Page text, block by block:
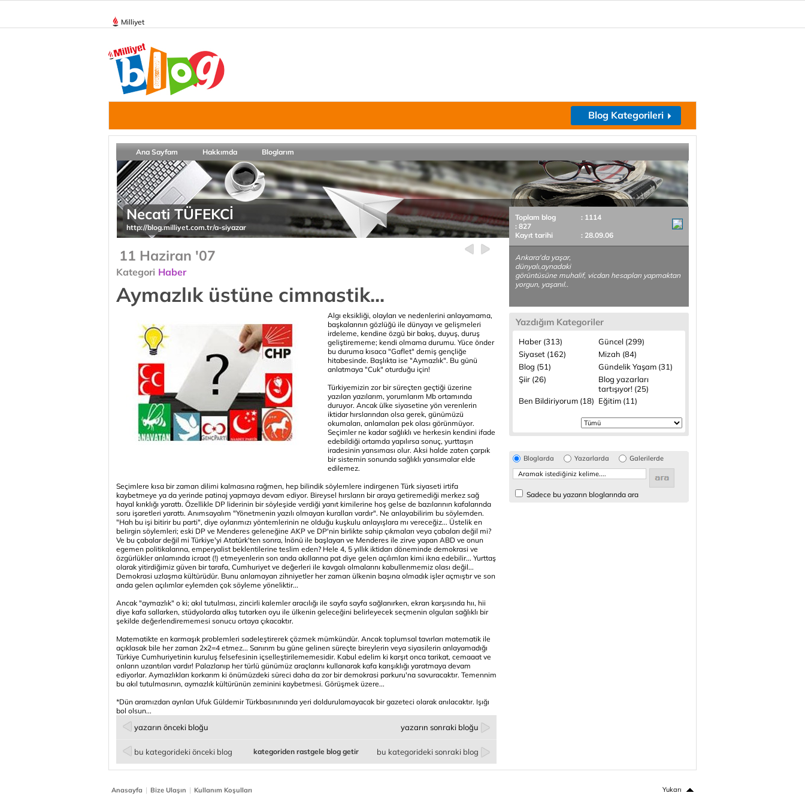
Milliyet
Blog Kategorileri
Ana Sayfam Hakkımda Bloglarım
Necati TÜFEKCİ
http://blog.milliyet.com.tr/a-siyazar
11 Haziran '07
Kategori Haber
Aymazlık üstüne cimnastik...
Algı eksikliği, olayları ve nedenlerini anlayamama,
başkalarının gözlüğü ile dünyayı ve gelişmeleri
irdeleme, kendine özgü bir bakış, duyuş, duruş
geliştirememe; kendi olmama durumu. Yüce önder
bu duruma kısaca "Gaflet" demiş gençliğe
hitabesinde. Başlıkta ise "Aymazlık". Bu günü
anlatmaya "Cuk" oturduğu için!
Türkiyemizin zor bir süreçten geçtiği üzerine
yazılan yazılarım, yorumlarım Mb ortamında
duruyor. Ancak ülke siyasetine yön verenlerin
iktidar hırslarından olsa gerek, günümüzü
okumaları, anlamaları pek olası görünmüyor.
Seçimler ne kadar sağlıklı ve herkesin kendini ifade
edebildiği ortamda yapılırsa sonuç, yurttaşın
iradesinin yansıması olur. Aksi halde zaten çarpık
bir sistemin sonunda sağlıklı yansımalar elde
edilemez.
Seçimlere kısa bir zaman dilimi kalmasına rağmen, hep bilindik söylemlere indirgenen Türk siyaseti irtifa
kaybetmeye ya da yerinde patinaj yapmaya devam ediyor. Bireysel hırsların bir araya getiremediği merkez sağ
hayal kırıklığı yarattı. Özellikle DP liderinin bir söyleşide verdiği yanıt kimilerine hoş gelse de bazılarının kafalarında
soru işaretleri yarattı. Anımsayalım "Yönetmenin yazılı olmayan kuralları vardır". Ne anlayabilirim bu söylemden.
"Hah bu işi bitirir bu parti", diye oylarımızı yöntemlerinin ne olduğu kuşkulu anlayışlara mı vereceğiz... Üstelik en
belirgin söylemleri; eski DP ve Menderes geleneğine AKP ve DP'nin birlikte sahip çıkmaları veya çabaları değil mi?
Ve bu çabalar değil mi Türkiye'yi Atatürk'ten sonra, İnönü ile başlayan ve Menderes ile zirve yapan ABD ve onun
egemen politikalarına, emperyalist beklentilerine teslim eden? Hele 4, 5 yıllık iktidarı döneminde demokrasi ve
özgürlükler anlamında icraat (!) etmeyenlerin son anda akıllarına pat diye gelen açılımları kimi ikna edebilir... Yurttaş
olarak yitirdiğimiz güven bir tarafa, Cumhuriyet ve değerleri ile kavgalı olmalarını kabullenmemiz olası değil...
Demokrasi uzlaşma kültürüdür. Bunu anlamayan zihniyetler her zaman ülkenin başına olmadık işler açmıştır ve son
anda gelen açılımlar eylemden çok söyleme yöneliktir...
Ancak "aymazlık" o ki; akıl tutulması, zincirli kalemler aracılığı ile sayfa sayfa sağlanırken, ekran karşısında hıı, hii
diye kafa sallarken, stüdyolarda alkış tutarken oyu ile ülkenin geleceğini belirleyecek seçmenin olguları sağlıklı bir
şekilde değerlendirememesi sonucu ortaya çıkacaktır.
Matematikte en karmaşık problemleri sadeleştirerek çözmek mümkündür. Ancak toplumsal tavırları matematik ile
açıklasak bile her zaman 2x2=4 etmez... Sanırım bu güne gelinen süreçte bireylerin veya siyasilerin anlayamadığı
Türkiye Cumhuriyetinin kuruluş felsefesinin içselleştirilememesidir. Kabul edelim ki karşıt onca tarikat, cemaaat ve
onların uzantıları vardır! Palazlanıp her türlü günümüz araçlarını kullanarak kafa karışıklığı yaratmaya devam
ediyorlar. Aymazlıkları korkarım ki önümüzdeki süreci daha da zor bir demokrasi parkuru'na savuracaktır. Temennim
bu akıl tutulmasının, aymazlık kültürünün zeminini kaybetmesi. Görüşmek üzere...
*Dün aramızdan ayrılan Ufuk Güldemir Türkbasınınında yeri doldurulamayacak bir gazeteci olarak anılacaktır. Işığı
bol olsun...
yazarın önceki bloğu yazarın sonraki bloğu
bu kategorideki önceki blog bu kategorideki sonraki blog
kategoriden rastgele blog getir
Toplam blog
: 1114
: 827
Kayıt tarihi
: 28.09.06
Ankara'da yaşar,
dünyalı,aynadaki
görüntüsüne muhalif, vicdan hesapları yapmaktan
yorgun, yaşanıl..
Yazdığım Kategoriler
Haber (313)
Güncel (299)
Siyaset (162)
Mizah (84)
Blog (51)
Gündelik Yaşam (31)
Şiir (26)
Blog yazarları
tartışıyor! (25)
Ben Bildiriyorum (18) Eğitim (11)
Bloglarda Yazarlarda Galerilerde
Sadece bu yazarın bloglarında ara
Anasayfa | Bize Ulaşın | Kullanım Koşulları Yukarı